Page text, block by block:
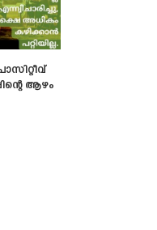
ആഴം